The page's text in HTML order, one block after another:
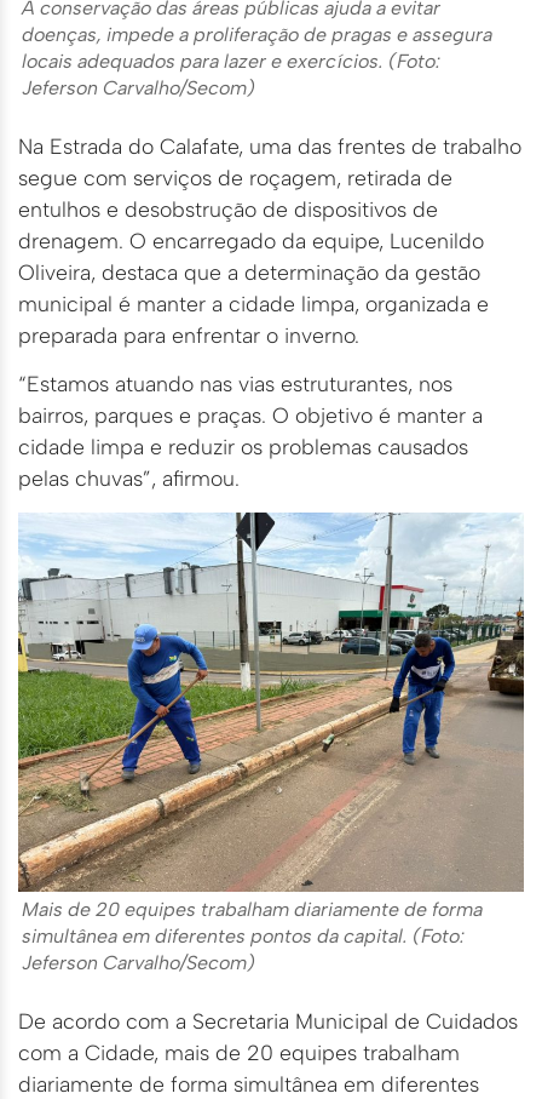
A conservação das áreas públicas ajuda a evitar
doenças, impede a proliferação de pragas e assegura
locais adequados para lazer e exercícios. (Foto:
Jeferson Carvalho/Secom)
Na Estrada do Calafate, uma das frentes de trabalho
segue com serviços de roçagem, retirada de
entulhos e desobstrução de dispositivos de
drenagem. O encarregado da equipe, Lucenildo
Oliveira, destaca que a determinação da gestão
municipal é manter a cidade limpa, organizada e
preparada para enfrentar o inverno.
“Estamos atuando nas vias estruturantes, nos
bairros, parques e praças. O objetivo é manter a
cidade limpa e reduzir os problemas causados
pelas chuvas”, afirmou.
Mais de 20 equipes trabalham diariamente de forma
simultânea em diferentes pontos da capital. (Foto:
Jeferson Carvalho/Secom)
De acordo com a Secretaria Municipal de Cuidados
com a Cidade, mais de 20 equipes trabalham
diariamente de forma simultânea em diferentes